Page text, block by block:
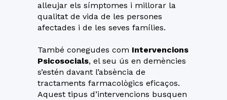
alleujar els símptomes i millorar la
qualitat de vida de les persones
afectades i de les seves famílies.
També conegudes com Intervencions
Psicosocials, el seu ús en demències
s’estén davant l’absència de
tractaments farmacològics eficaços.
Aquest tipus d’intervencions busquen